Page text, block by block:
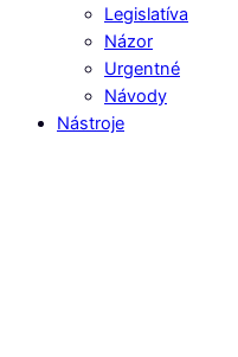
Legislatíva
Názor
Urgentné
Návody
Nástroje